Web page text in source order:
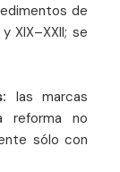
de
XIX–XXII; se
las marcas
reforma no
sólo con